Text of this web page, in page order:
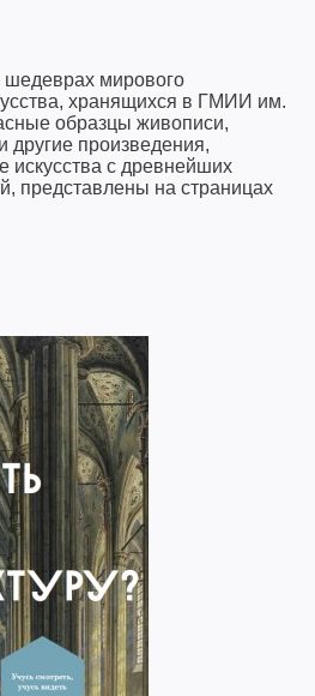
шедеврах мирового
хранящихся в ГМИИ им.
образцы живописи,
другие произведения,
искусства с древнейших
представлены на страницах